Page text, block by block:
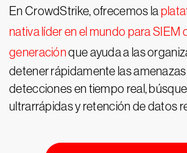
En CrowdStrike, ofrecemos la
nativa líder en el mundo para SIEM
generaciónque ayuda a las
detener rápidamente las
detecciones en tiempo real,
ultrarrápidas y retención de datos